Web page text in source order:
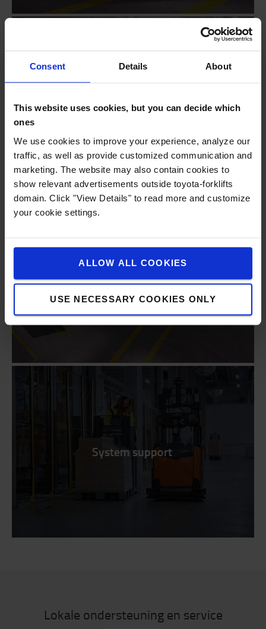
Consent Details About
This website uses cookies, but you can decide which
ones
We use cookies to improve your experience, analyze our
traffic, as well as provide customized communication and
marketing. The website may also contain cookies to
show relevant advertisements outside toyota-forklifts
domain. Click "View Details" to read more and customize
your cookie settings.
ALLOW ALL COOKIES
USE NECESSARY COOKIES ONLY
Swarm Automation Storage
Swarm Automation Go
System support
Lokale ondersteuning en service